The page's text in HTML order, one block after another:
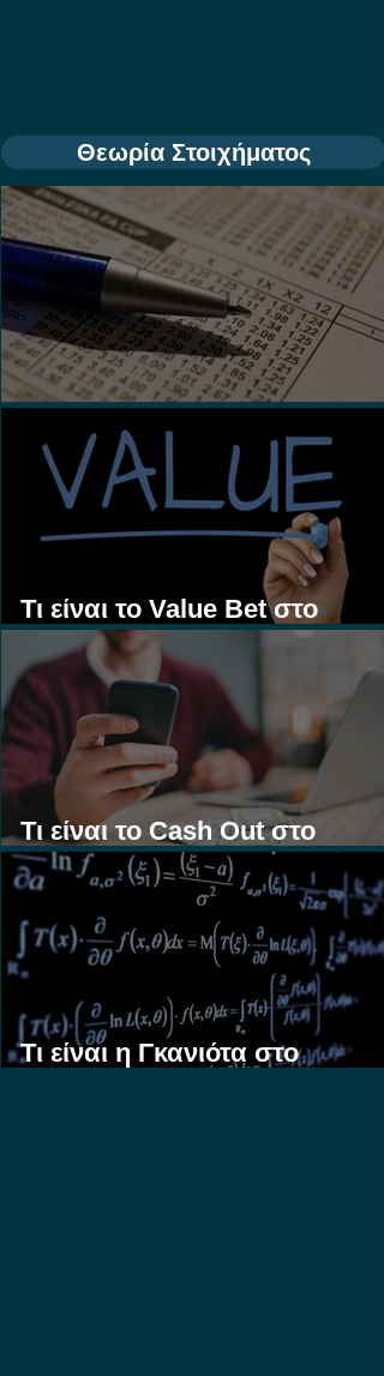
Θεωρία Στοιχήματος
Τι είναι τα Ασιατικά Χάντικαπ;
Τι είναι το Value Bet στο
Στοίχημα;
Τι είναι το Cash Out στο
Στοίχημα;
Τι είναι η Γκανιότα στο